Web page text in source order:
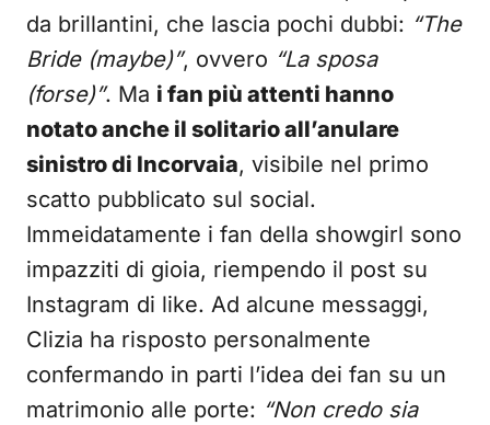
da brillantini, che lascia pochi dubbi: “The
Bride (maybe)”, ovvero “La sposa
(forse)”. Ma i fan più attenti hanno
notato anche il solitario all’anulare
sinistro di Incorvaia, visibile nel primo
scatto pubblicato sul social.
Immeidatamente i fan della showgirl sono
impazziti di gioia, riempendo il post su
Instagram di like. Ad alcune messaggi,
Clizia ha risposto personalmente
confermando in parti l’idea dei fan su un
matrimonio alle porte: “Non credo sia